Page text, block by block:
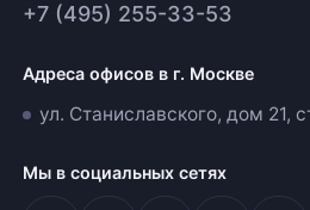
+7 (495) 255-33-53
Адреса офисов в г. Москве
ул. Станиславского, дом 21,
Мы в социальных сетях